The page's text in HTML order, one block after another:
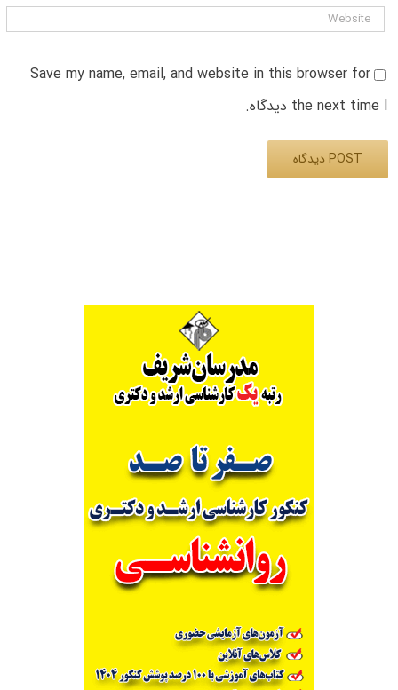
Save my name, email, and website in this browser for
the next time I دیدگاه.